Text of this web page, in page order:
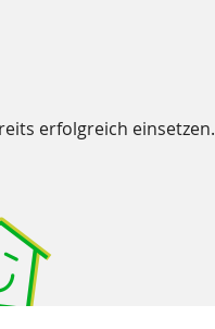
erfolgreich einsetzen.